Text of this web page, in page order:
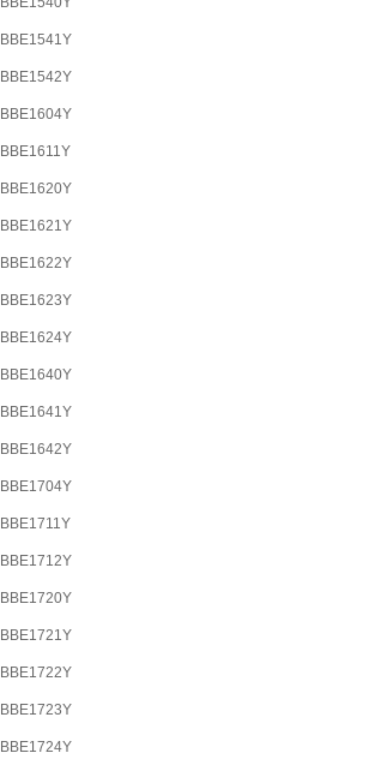
BBE1541Y
BBE1542Y
BBE1604Y
BBE1611Y
BBE1620Y
BBE1621Y
BBE1622Y
BBE1623Y
BBE1624Y
BBE1640Y
BBE1641Y
BBE1642Y
BBE1704Y
BBE1711Y
BBE1712Y
BBE1720Y
BBE1721Y
BBE1722Y
BBE1723Y
BBE1724Y